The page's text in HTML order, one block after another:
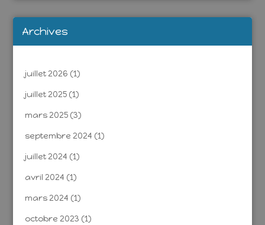
Archives
juillet 2026 (1)
juillet 2025 (1)
mars 2025 (3)
septembre 2024 (1)
juillet 2024 (1)
avril 2024 (1)
mars 2024 (1)
octobre 2023 (1)